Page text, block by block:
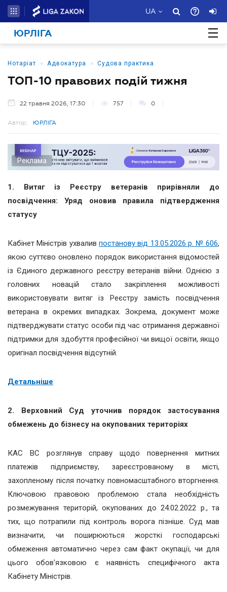
UA
ЮРЛІГА
Нотаріат • Адвокатура • Судова практика
ТОП-10 правових подій тижня
22 травня 2026, 17:30 757 0
Автор: ЮРЛІГА
Реклама
1. Витяг із Реєстру ветеранів прирівняли до
посвідчення: Уряд оновив правила підтвердження
статусу
Кабінет Міністрів ухвалив постанову від 13.05.2026 р. № 606,
якою суттєво оновлено порядок використання відомостей
із Єдиного державного реєстру ветеранів війни. Однією з
головних новацій стало закріплення можливості
використовувати витяг із Реєстру замість посвідчення
ветерана в окремих випадках. Зокрема, документ може
підтверджувати статус особи під час отримання державної
підтримки для здобуття професійної чи вищої освіти, якщо
оригінал посвідчення відсутній.
Детальніше
2. Верховний Суд уточнив порядок застосування
обмежень до бізнесу на окупованих територіях
КАС ВС розглянув справу щодо повернення митних
платежів підприємству, зареєстрованому в місті,
захопленому після початку повномасштабного вторгнення.
Ключовою правовою проблемою стала необхідність
розмежування територій, окупованих до 24.02.2022 р., та
тих, що потрапили під контроль ворога пізніше. Суд мав
визначити, чи поширюються жорсткі господарські
обмеження автоматично через сам факт окупації, чи для
цього обов'язковою є наявність специфічного акта
Кабінету Міністрів.